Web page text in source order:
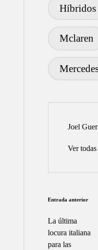
Híbridos
Mclaren
Joel
Ver
Navegación
de
entradas
Entrada anterior
La última
locura italiana
para las